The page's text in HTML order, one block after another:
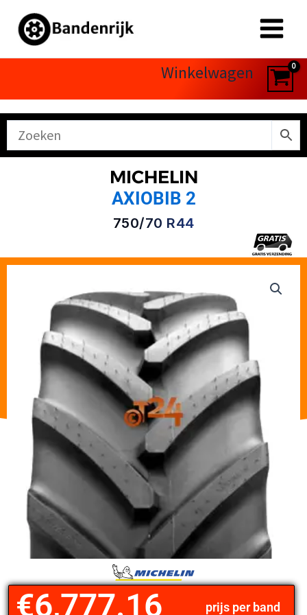
naar
Winkelwagen
MICHELIN
AXIOBIB 2
750/70 R44
prijs per band
€6,777.16